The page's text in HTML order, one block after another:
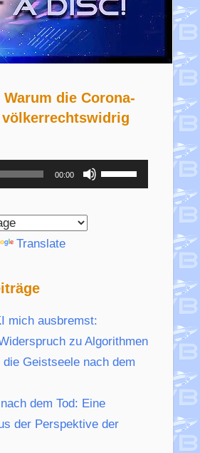
Warum die Corona-
00:00
Pfeiltasten
Hoch/Runter
Translate
mich ausbremst:
zu Algorithmen
die Geistseele nach dem
dem Tod: Eine
der Perspektive der